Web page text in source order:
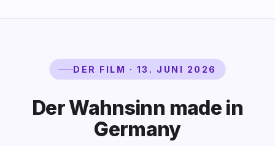
DER FILM · 13. JUNI 2026
Der Wahnsinn made in
Germany